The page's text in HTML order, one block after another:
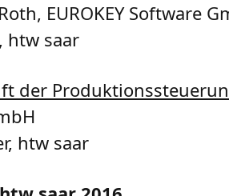
EUROKEY Software
htw saar
der
htw saar